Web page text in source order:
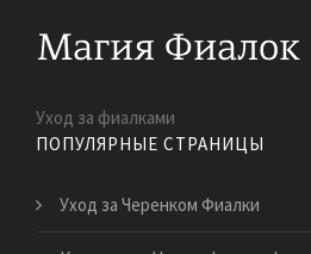
Уход за фиалками
ПОПУЛЯРНЫЕ СТРАНИЦЫ
Уход за Черенком Фиалки